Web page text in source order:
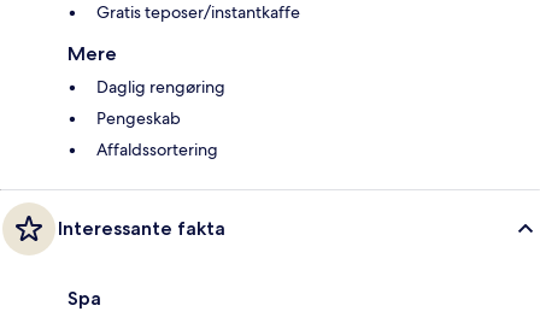
Gratis teposer/instantkaffe
Mere
Daglig rengøring
Pengeskab
Affaldssortering
Interessante fakta
Spa